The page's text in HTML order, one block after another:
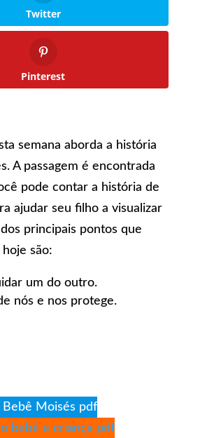
Twitter
Pinterest
semana aborda a história
A passagem é encontrada
pode contar a história de
ajudar seu filho a visualizar
principais pontos que
são:
um do outro.
nós e nos protege.
Bebê Moisés pdf
bebê e criança pdf